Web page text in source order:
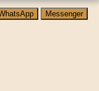
Messenger